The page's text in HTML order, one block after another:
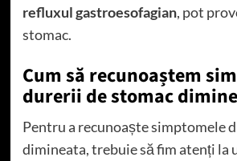
refluxul gastroesofagian, pot
stomac.
Cum să recunoaștem
durerii de stomac
Pentru a recunoaște simptomele
dimineata, trebuie să fim atenți la